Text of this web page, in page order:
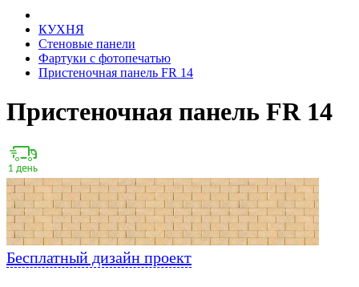
КУХНЯ
Стеновые панели
Фартуки с фотопечатью
Пристеночная панель FR 14
Пристеночная панель FR 14
Бесплатный дизайн проект